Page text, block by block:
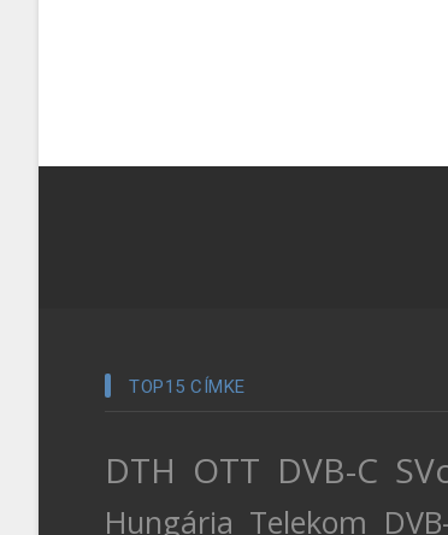
TOP15 CÍMKE
DTH OTT DVB-C
Hungária Telekom